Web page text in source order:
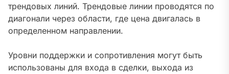
трендовых линий. Трендовые линии проводятся по
диагонали через области, где цена двигалась в
определенном направлении.
Уровни поддержки и сопротивления могут быть
использованы для входа в сделки, выхода из